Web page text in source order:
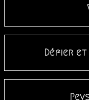
Défier